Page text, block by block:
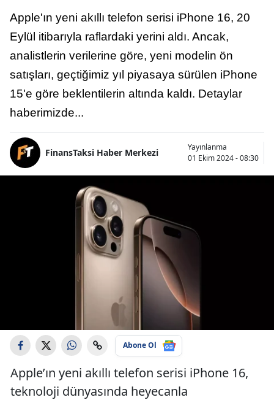
Apple'ın yeni akıllı telefon serisi iPhone 16, 20
Eylül itibarıyla raflardaki yerini aldı. Ancak,
analistlerin verilerine göre, yeni modelin ön
satışları, geçtiğimiz yıl piyasaya sürülen iPhone
15'e göre beklentilerin altında kaldı. Detaylar
haberimizde...
FinansTaksi Haber Merkezi
Yayınlanma
01 Ekim 2024 - 08:30
Abone Ol
Apple’ın yeni akıllı telefon serisi iPhone 16,
teknoloji dünyasında heyecanla